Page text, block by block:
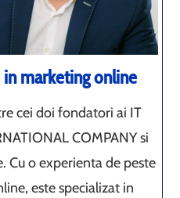
marketing online
cei doi fondatori ai IT
COMPANY si
Cu o experienta de peste
este specializat in